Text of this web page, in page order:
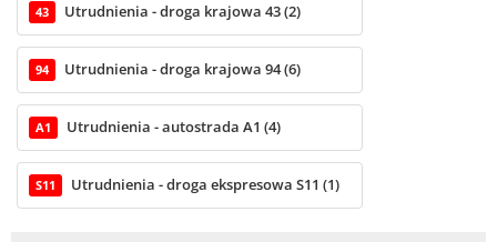
43 Utrudnienia - droga krajowa 43 (2)
94 Utrudnienia - droga krajowa 94 (6)
A1 Utrudnienia - autostrada A1 (4)
S11 Utrudnienia - droga ekspresowa S11 (1)